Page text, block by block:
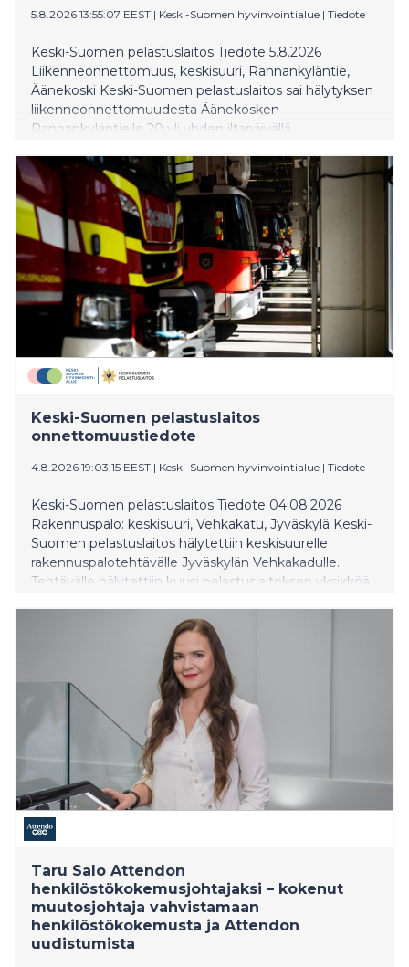
5.8.2026 13:55:07 EEST | Keski-Suomen hyvinvointialue | Tiedote
Keski-Suomen pelastuslaitos Tiedote 5.8.2026
Liikenneonnettomuus, keskisuuri, Rannankyläntie,
Äänekoski Keski-Suomen pelastuslaitos sai hälytyksen
liikenneonnettomuudesta Äänekosken
Rannankyläntielle 20 yli yhden iltapäivällä.
päin Jyväskyläntietä, kun yhdistelmä suistui tieltä
päätyen Rannankyläntielle. Yhdistelmän perävaunu
kaatui onnettomuudessa ja Rannankyläntie on
toistaiseksi suljettu liikenteeltä. Onnettomuudessa ei
aiheutunut henkilövahinkoja.
Keski-Suomen pelastuslaitos
onnettomuustiedote
4.8.2026 19:03:15 EEST | Keski-Suomen hyvinvointialue | Tiedote
Keski-Suomen pelastuslaitos Tiedote 04.08.2026
Rakennuspalo: keskisuuri, Vehkakatu, Jyväskylä Keski-
Suomen pelastuslaitos hälytettiin keskisuurelle
rakennuspalotehtävälle Jyväskylän Vehkakadulle.
Tehtävälle hälytettiin kuusi pelastuslaitoksen yksikköä.
ei ollut, eikä tilanteesta aiheutunut henkilövahinkoja.
Lisätietoja: päivystävältä palomestarilta puh. 0500 542
Taru Salo Attendon
henkilöstökokemusjohtajaksi – kokenut
muutosjohtaja vahvistamaan
henkilöstökokemusta ja Attendon
uudistumista